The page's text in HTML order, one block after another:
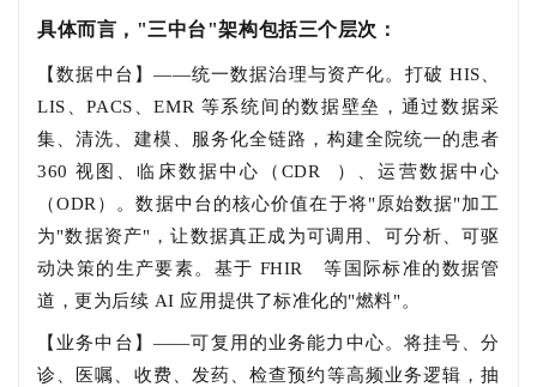
具体而言，"三中台"架构包括三个层次：
【数据中台】——统一数据治理与资产化。打破 HIS、
LIS、PACS、EMR 等系统间的数据壁垒，通过数据采
集、清洗、建模、服务化全链路，构建全院统一的患者
360 视图、临床数据中心（ CDR
）、运营数据中心
（ODR）。数据中台的核心价值在于将"原始数据"加工
为"数据资产"，让数据真正成为可调用、可分析、可驱
动决策的生产要素。基于 FHIR
等国际标准的数据管
道，更为后续 AI 应用提供了标准化的"燃料"。
【业务中台】——可复用的业务能力中心。将挂号、分
诊、医嘱、收费、发药、检查预约等高频业务逻辑，抽